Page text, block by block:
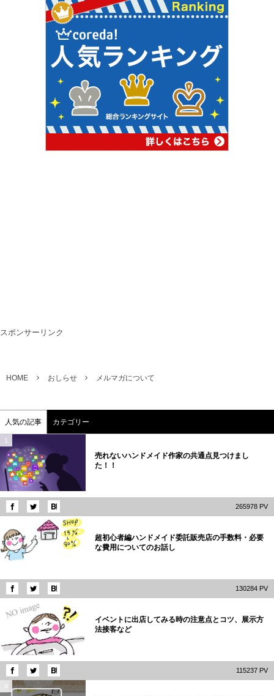
スポンサーリンク
HOME おしらせ メルマガについて
人気の記事 カテゴリー
1
売れないハンドメイド作家の共通点見つけまし
た！！
265978 PV
超初心者編ハンドメイド委託販売店の手数料・必要
な費用についてのお話し
130284 PV
イベントに出店してみる時の注意点とコツ、展示方
法接客など
115237 PV
4